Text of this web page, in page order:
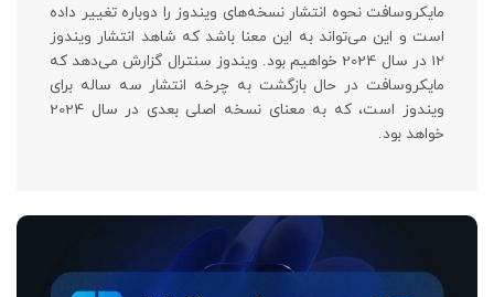
مایکروسافت نحوه انتشار نسخه‌های ویندوز را دوباره تغییر داده
است و این می‌تواند به این معنا باشد که شاهد انتشار ویندوز
12 در سال 2024 خواهیم بود. ویندوز سنترال گزارش می‌دهد که
مایکروسافت در حال بازگشت به چرخه انتشار سه ساله برای
ویندوز است، که به معنای نسخه اصلی بعدی در سال 2024
خواهد بود.